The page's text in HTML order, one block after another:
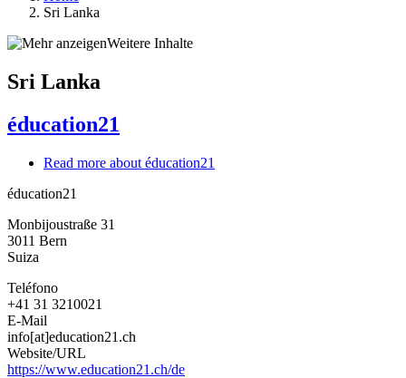
Sri Lanka
Weitere Inhalte
Sri Lanka
éducation21
Read more about éducation21
éducation21
Monbijoustraße 31
3011 Bern
Suiza
Teléfono
+41 31 3210021
E-Mail
info[at]education21.ch
Website/URL
https://www.education21.ch/de